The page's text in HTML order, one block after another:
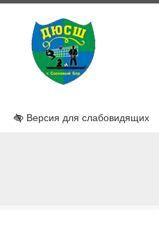
Версия для слабовидящих